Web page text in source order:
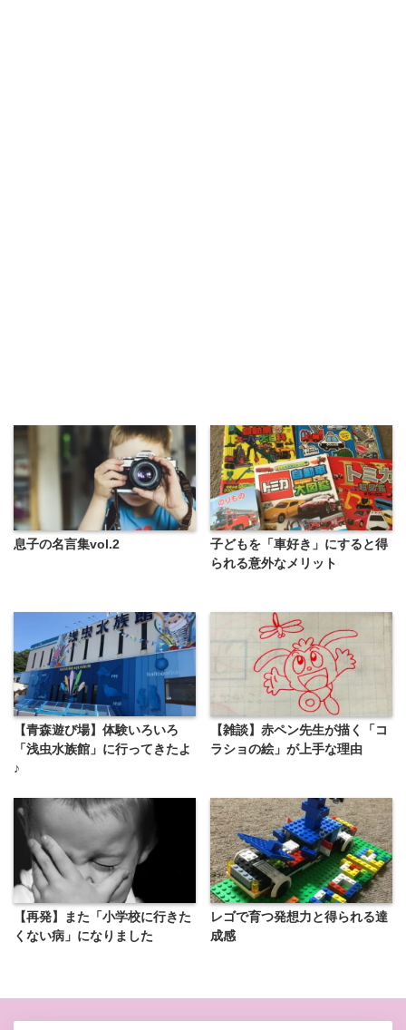
息子の名言集vol.2
子どもを「車好き」にすると得
られる意外なメリット
【青森遊び場】体験いろいろ
「浅虫水族館」に行ってきたよ
♪
【雑談】赤ペン先生が描く「コ
ラショの絵」が上手な理由
【再発】また「小学校に行きた
くない病」になりました
レゴで育つ発想力と得られる達
成感